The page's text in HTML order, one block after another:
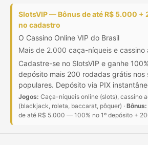
SlotsVIP — Bônus de até R$ 5.000
no cadastro
O Cassino Online VIP do Brasil
Mais de 2.000 caça-níqueis e cassino
Cadastre-se no SlotsVIP e ganhe
depósito mais 200 rodadas grátis nos
populares. Depósito via PIX
Jogos: Caça-níqueis online (slots), cassino
(blackjack, roleta, baccarat, pôquer) · Bônus:
de até R$ 5.000 — 100% no 1º depósito +